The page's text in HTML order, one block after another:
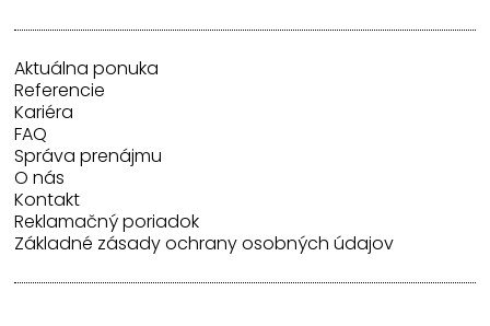
Aktuálna ponuka
Referencie
Kariéra
FAQ
Správa prenájmu
O nás
Kontakt
Reklamačný poriadok
Základné zásady ochrany osobných údajov